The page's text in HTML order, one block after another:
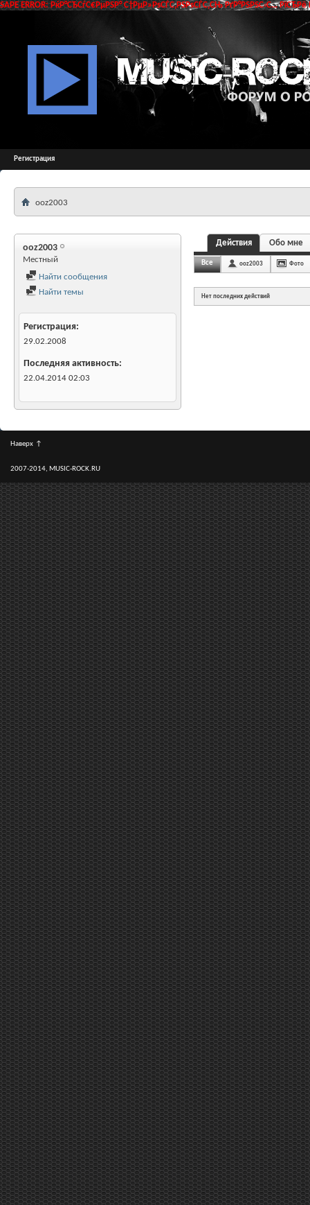
SAPE ERROR: РќР°СЂСѓС€РµРЅР° С†РµР»РѕСЃС‚РЅРѕСЃС‚СЊ РґР°РЅРЅС‹С…
Регистрация
ooz2003
ooz2003
Местный
Найти сообщения
Найти темы
Регистрация
29.02.2008
Последняя активность
22.04.2014 02:03
Действия Обо мне
Все ooz2003 Фото
Нет последних действий
Наверх ↑
2007-2014, MUSIC-ROCK.RU